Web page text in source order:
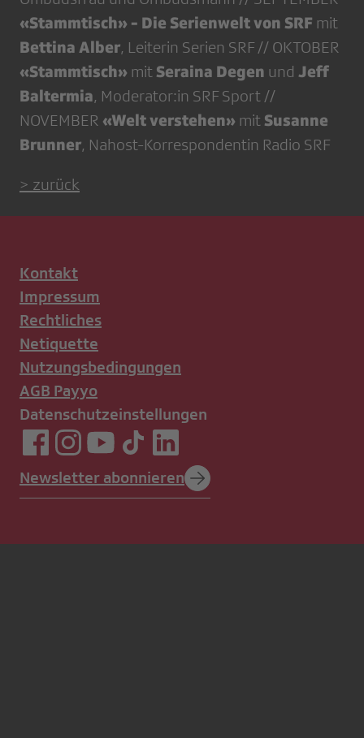
«Stammtisch» - Die Serienwelt von SRF mit
Bettina Alber, Leiterin Serien SRF // OKTOBER
«Stammtisch» mit Seraina Degen und Jeff
Baltermia, Moderator:in SRF Sport //
NOVEMBER «Welt verstehen» mit Susanne
Brunner, Nahost-Korrespondentin Radio SRF
> zurück
Kontakt
Impressum
Rechtliches
Netiquette
Nutzungsbedingungen
AGB Payyo
Datenschutzeinstellungen
Newsletter abonnieren